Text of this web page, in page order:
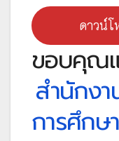
ดาวน์โ
ขอบคุณ
สำนักง
การศึกษ